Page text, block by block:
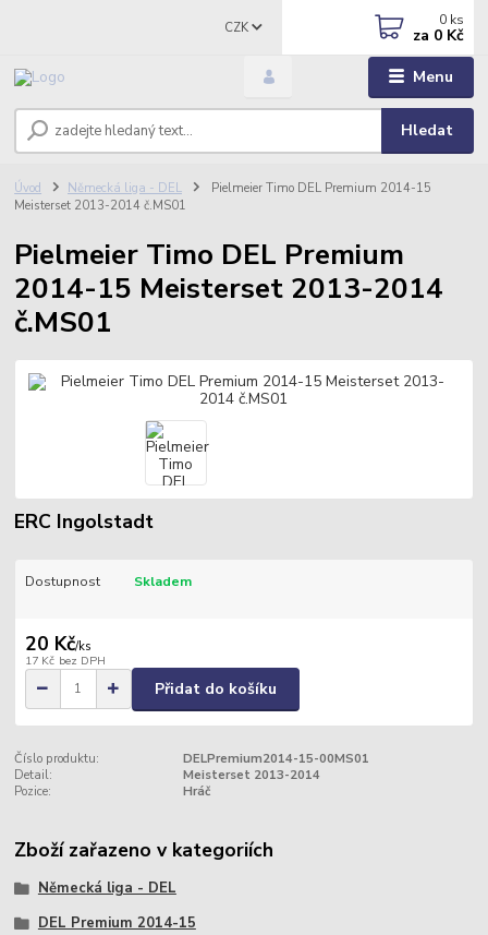
Menu
CZK
Hledat
0 ks
za 0 Kč
Úvod Německá liga - DEL
Pielmeier Timo DEL Premium 2014-15
Meisterset 2013-2014 č.MS01
Pielmeier Timo DEL Premium
2014-15 Meisterset 2013-2014
č.MS01
ERC Ingolstadt
Dostupnost Skladem
20 Kč/ks
17 Kč bez DPH
Přidat do košíku
Číslo produktu:
DELPremium2014-15-00MS01
Detail:
Meisterset 2013-2014
Pozice:
Hráč
Zboží zařazeno v kategoriích
Německá liga - DEL
DEL Premium 2014-15